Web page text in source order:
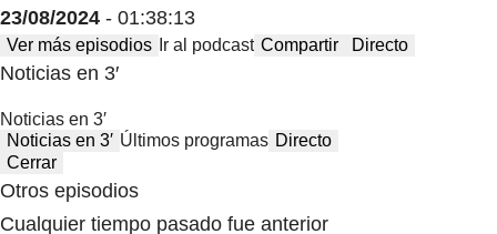
23/08/2024 - 01:38:13
Ver más episodios Ir al podcast Compartir Directo
Noticias en 3′
Noticias en 3′
Noticias en 3′ Últimos programas Directo
Cerrar
Otros episodios
Cualquier tiempo pasado fue anterior